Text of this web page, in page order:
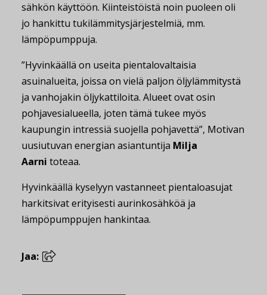
sähkön käyttöön. Kiinteistöistä noin puoleen oli
jo hankittu tukilämmitysjärjestelmiä, mm.
lämpöpumppuja.
”Hyvinkäällä on useita pientalovaltaisia
asuinalueita, joissa on vielä paljon öljylämmitystä
ja vanhojakin öljykattiloita. Alueet ovat osin
pohjavesialueella, joten tämä tukee myös
kaupungin intressiä suojella pohjavettä”, Motivan
uusiutuvan energian asiantuntija Milja
Aarni toteaa.
Hyvinkäällä kyselyyn vastanneet pientaloasujat
harkitsivat erityisesti aurinkosähköä ja
lämpöpumppujen hankintaa.
Jaa: